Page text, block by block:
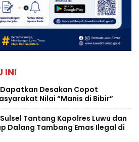
INI
Desakan Copot
Nilai “Manis di Bibir”
Tantang Kapolres Luwu dan
Dalang Tambang Emas Ilegal di